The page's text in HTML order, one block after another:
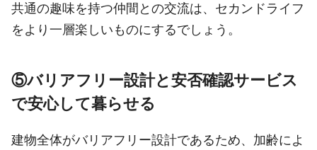
共通の趣味を持つ仲間との交流は、セカンドライフ
をより一層楽しいものにするでしょう。
⑤バリアフリー設計と安否確認サービス
で安心して暮らせる
建物全体がバリアフリー設計であるため、加齢によ